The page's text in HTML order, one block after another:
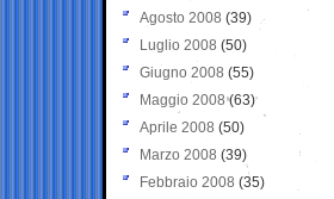
Agosto 2008 (39)
Luglio 2008 (50)
Giugno 2008 (55)
Maggio 2008(63)
Aprile 2008 (50)
Marzo 2008 (39)
Febbraio 2008 (35)